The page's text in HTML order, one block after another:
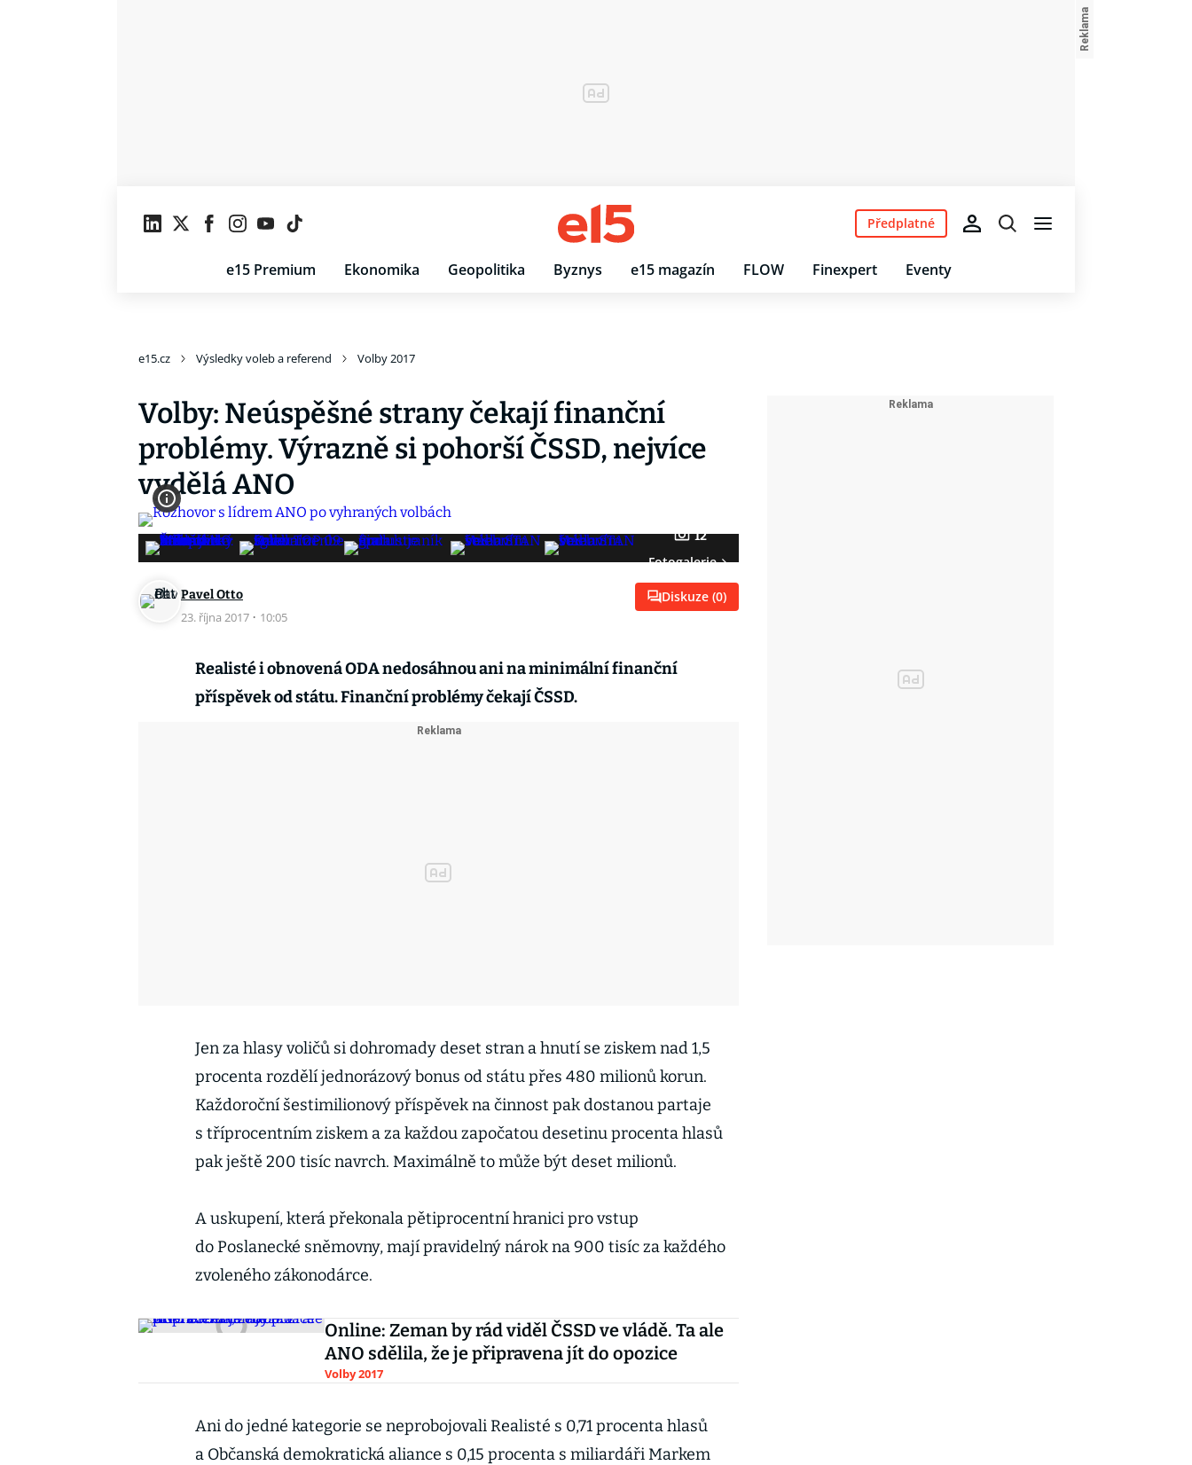
e15 Premium Ekonomika Geopolitika Byznys e15 magazín FLOW Finexpert Eventy
Předplatné
e15.cz Výsledky voleb a referend Volby 2017
Volby: Neúspěšné strany čekají finanční
problémy. Výrazně si pohorší ČSSD, nejvíce
vydělá ANO
12
Fotogalerie
Pavel Otto
23. října 2017 · 10:05
Diskuze (0)
Realisté i obnovená ODA nedosáhnou ani na minimální finanční
příspěvek od státu. Finanční problémy čekají ČSSD.
Jen za hlasy voličů si dohromady deset stran a hnutí se ziskem nad 1,5
procenta rozdělí jednorázový bonus od státu přes 480 milionů korun.
Každoroční šestimilionový příspěvek na činnost pak dostanou partaje
s tříprocentním ziskem a za každou započatou desetinu procenta hlasů
pak ještě 200 tisíc navrch. Maximálně to může být deset milionů.
A uskupení, která překonala pětiprocentní hranici pro vstup
do Poslanecké sněmovny, mají pravidelný nárok na 900 tisíc za každého
zvoleného zákonodárce.
Online: Zeman by rád viděl ČSSD ve vládě. Ta ale
ANO sdělila, že je připravena jít do opozice
Volby 2017
Ani do jedné kategorie se neprobojovali Realisté s 0,71 procenta hlasů
a Občanská demokratická aliance s 0,15 procenta s miliardáři Markem